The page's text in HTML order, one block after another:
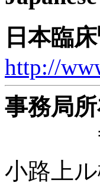
日本臨
http://
事務局
〒
小路上